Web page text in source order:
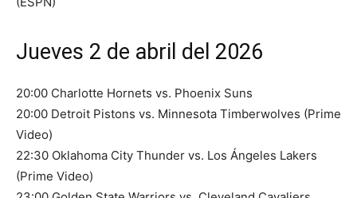
Jueves 2 de abril del 2026
20:00 Charlotte Hornets vs. Phoenix Suns
20:00 Detroit Pistons vs. Minnesota Timberwolves (Prime
Video)
22:30 Oklahoma City Thunder vs. Los Ángeles Lakers
(Prime Video)